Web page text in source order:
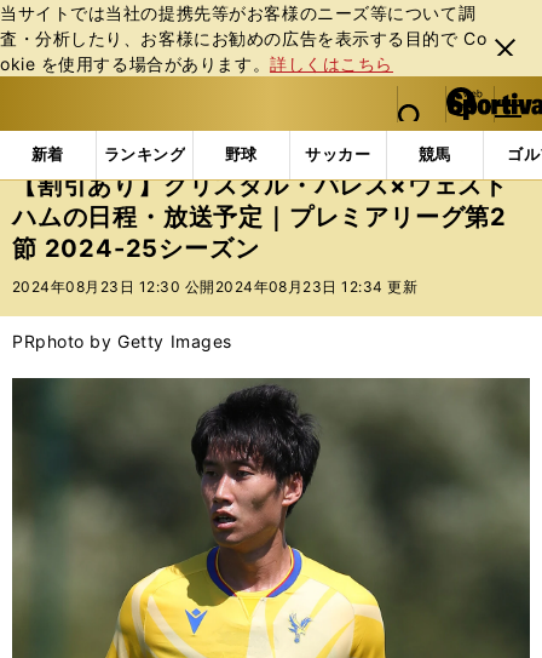
当サイトでは当社の提携先等がお客様のニーズ等について調
査・分析したり、お客様にお勧めの広告を表⽰する⽬的で Co
okie を使⽤する場合があります。詳しくはこちら
閉じ
る
web Sportiva (webスポルティーバ)
検索
マイペ
ー
ジ
メニュ
新着 ランキング 野球 サッカー 競馬 ゴ
b
ス
ポ
ル
テ
ー
バ
インフォメーション ニュース 【割引あり】クリス
【割引あり】クリスタル・パレス×ウェスト
ハムの日程・放送予定｜プレミアリーグ第2
節 2024-25シーズン
2024年08月23日 12:30 公開 2024年08月23日 12:34 更新
PRphoto by Getty Images